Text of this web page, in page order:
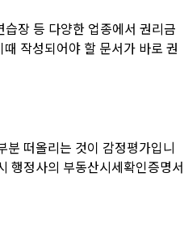
장 등 다양한 업종에서 권리금
작성되어야 할 문서가 바로 권
분 떠올리는 것이 감정평가입니
행정사의 부동산시세확인증명서